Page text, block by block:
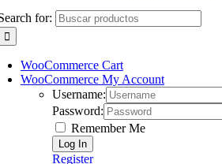
for:
WooCommerce Cart
WooCommerce My Account
Username:
Password:
Remember Me
Register